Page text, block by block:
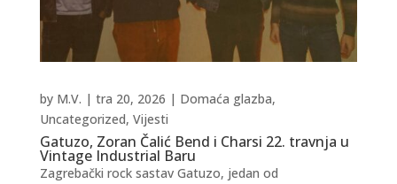
Gatuzo, Zoran Čalić Bend i Charsi 22. travnja u
Vintage Industrial Baru
by M.V. | tra 20, 2026 | Domaća glazba,
Uncategorized, Vijesti
Zagrebački rock sastav Gatuzo, jedan od